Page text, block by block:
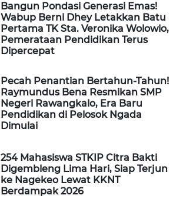
Bangun Pondasi Generasi Emas!
Wabup Berni Dhey Letakkan Batu
Pertama TK Sta. Veronika Wolowio,
Pemerataan Pendidikan Terus
Dipercepat
Pecah Penantian Bertahun-Tahun!
Raymundus Bena Resmikan SMP
Negeri Rawangkalo, Era Baru
Pendidikan di Pelosok Ngada
Dimulai
254 Mahasiswa STKIP Citra Bakti
Digembleng Lima Hari, Siap Terjun
ke Nagekeo Lewat KKNT
Berdampak 2026